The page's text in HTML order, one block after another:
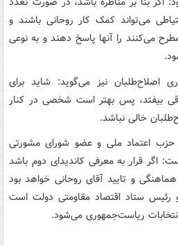
می‌تواند کمک کار روحانی باشند و
می‌کنند را آنها پاسخ دهند و به نوعی
اصلاح‌طلبان نیز می‌گوید: شاید برای
بیفتد، پس بهتر است شخصی در کنار
خالی نباشد.
حزب اعتماد ملی و عضو شورای مشورتی
اگر قرار به معرفی کاندیدای دوم باشد
هماهنگی و تایید آقای روحانی خواهد بود
ستاد اقتصاد مقاومتی دولت است
ریاست‌جمهوری می‌شود.